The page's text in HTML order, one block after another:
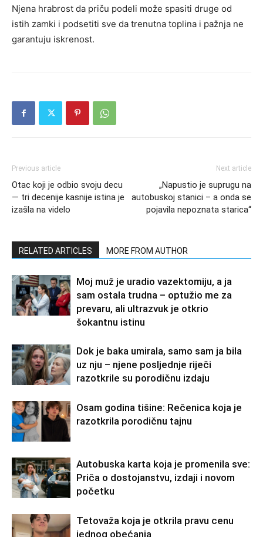
Njena hrabrost da priču podeli može spasiti druge od
istih zamki i podsetiti sve da trenutna toplina i pažnja ne
garantuju iskrenost.
Previous article
Otac koji je odbio svoju decu
— tri decenije kasnije istina je
izašla na videlo
Next article
„Napustio je suprugu na
autobuskoj stanici – a onda se
pojavila nepoznata starica“
RELATED ARTICLES MORE FROM AUTHOR
Moj muž je uradio vazektomiju, a ja
sam ostala trudna – optužio me za
prevaru, ali ultrazvuk je otkrio
šokantnu istinu
Dok je baka umirala, samo sam ja bila
uz nju – njene posljednje riječi
razotkrile su porodičnu izdaju
Osam godina tišine: Rečenica koja je
razotkrila porodičnu tajnu
Autobuska karta koja je promenila sve:
Priča o dostojanstvu, izdaji i novom
početku
Tetovaža koja je otkrila pravu cenu
jednog obećanja